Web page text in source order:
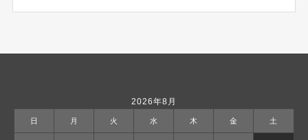
2026年8月
日 月 火 水 木 金 土